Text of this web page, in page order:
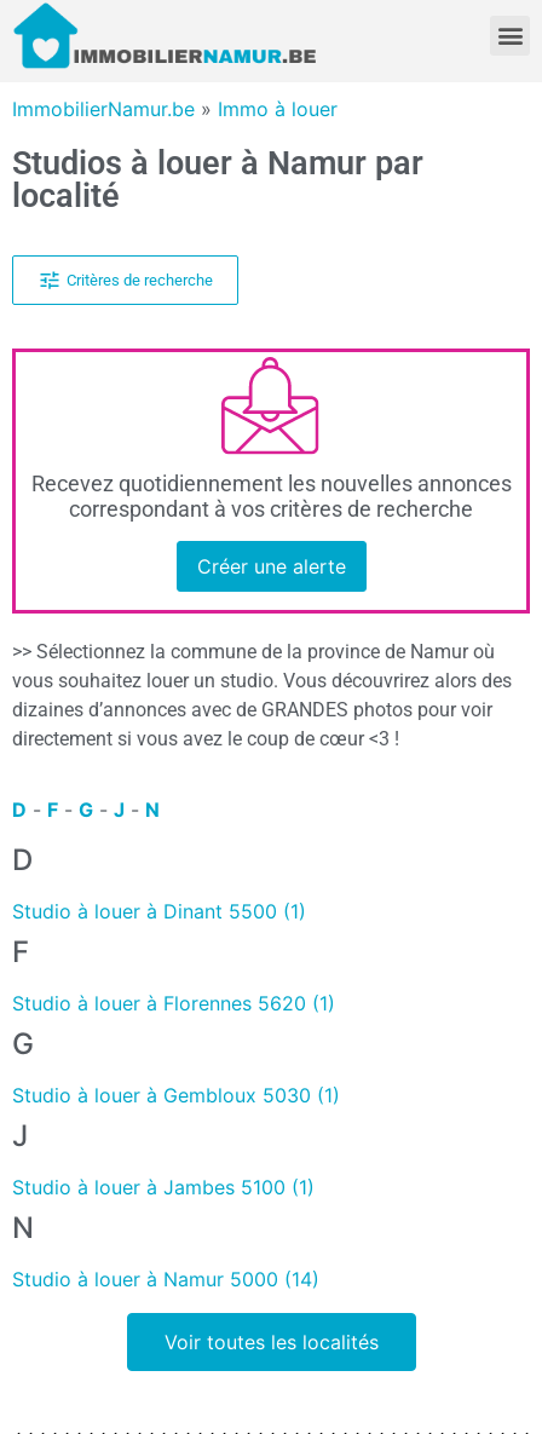
ImmobilierNamur.be » Immo à louer
Studios à louer à Namur par
localité
Critères de recherche
Recevez quotidiennement les nouvelles annonces
correspondant à vos critères de recherche
Créer une alerte
>> Sélectionnez la commune de la province de Namur où
vous souhaitez louer un studio. Vous découvrirez alors des
dizaines d’annonces avec de GRANDES photos pour voir
directement si vous avez le coup de cœur <3 !
D - F - G - J - N
D
Studio à louer à Dinant 5500 (1)
F
Studio à louer à Florennes 5620 (1)
G
Studio à louer à Gembloux 5030 (1)
J
Studio à louer à Jambes 5100 (1)
N
Studio à louer à Namur 5000 (14)
Voir toutes les localités